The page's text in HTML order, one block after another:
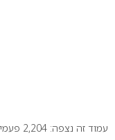
עמוד זה נצפה: 2,204 פעמים